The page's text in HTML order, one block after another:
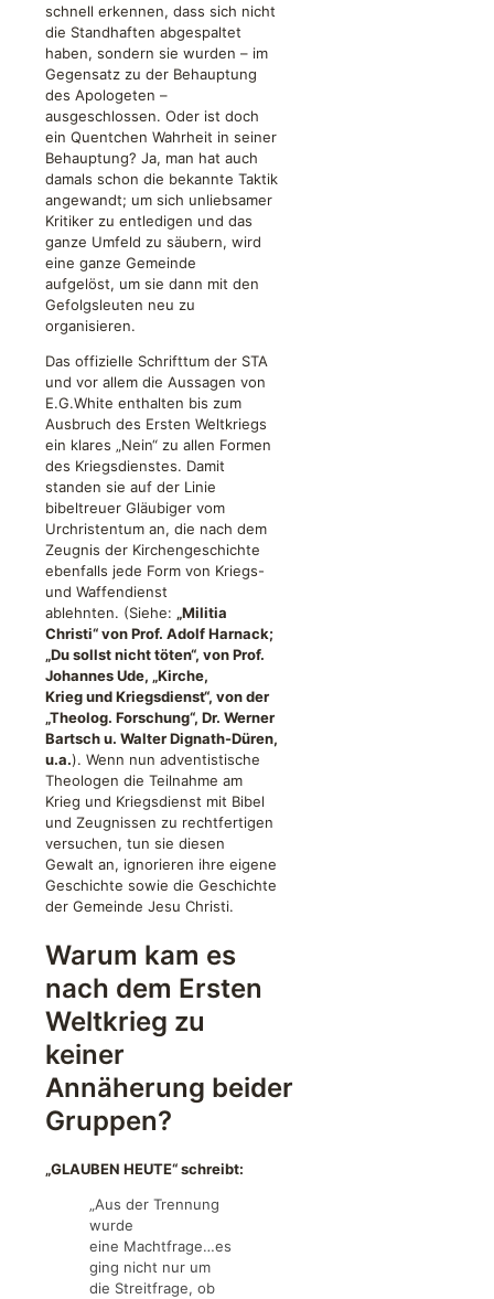
schnell erkennen, dass sich nicht
die Standhaften abgespaltet
haben, sondern sie wurden – im
Gegensatz zu der Behauptung
des Apologeten –
ausgeschlossen. Oder ist doch
ein Quentchen Wahrheit in seiner
Behauptung? Ja, man hat auch
damals schon die bekannte Taktik
angewandt; um sich unliebsamer
Kritiker zu entledigen und das
ganze Umfeld zu säubern, wird
eine ganze Gemeinde
aufgelöst, um sie dann mit den
Gefolgsleuten neu zu
organisieren.
Das offizielle Schrifttum der STA
und vor allem die Aussagen von
E.G.White enthalten bis zum
Ausbruch des Ersten Weltkriegs
ein klares „Nein“ zu allen Formen
des Kriegsdienstes. Damit
standen sie auf der Linie
bibeltreuer Gläubiger vom
Urchristentum an, die nach dem
Zeugnis der Kirchengeschichte
ebenfalls jede Form von Kriegs-
und Waffendienst
ablehnten. (Siehe: „Militia
Christi“ von Prof. Adolf Harnack;
„Du sollst nicht töten“, von Prof.
Johannes Ude, „Kirche,
Krieg und Kriegsdienst“, von der
„Theolog. Forschung“, Dr. Werner
Bartsch u. Walter Dignath-Düren,
u.a.). Wenn nun adventistische
Theologen die Teilnahme am
Krieg und Kriegsdienst mit Bibel
und Zeugnissen zu rechtfertigen
versuchen, tun sie diesen
Gewalt an, ignorieren ihre eigene
Geschichte sowie die Geschichte
der Gemeinde Jesu Christi.
Warum kam es
nach dem Ersten
Weltkrieg zu
keiner
Annäherung beider
Gruppen?
„GLAUBEN HEUTE“ schreibt:
„Aus der Trennung
wurde
eine Machtfrage…es
ging nicht nur um
die Streitfrage, ob